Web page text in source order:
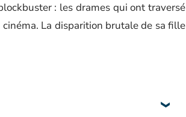
: les drames qui ont traversé
La disparition brutale de sa fille